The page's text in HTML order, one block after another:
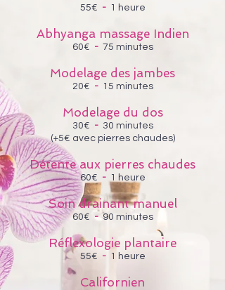
55€ -1 heure
Abhyanga massage Indien
60€ -75 minutes
Modelage des jambes
20€ -15 minutes
Modelage du dos
30€ -30 minutes
(+5€ avec pierres chaudes)
Détente aux pierres chaudes
60€ -1 heure
Soin drainant manuel
60€ -90 minutes
Réflexologie plantaire
55€ -1 heure
Californien